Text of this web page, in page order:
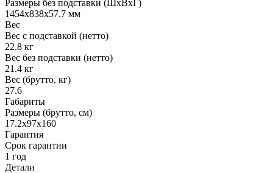
Размеры без подставки (ШxВxГ)
1454x838x57.7 мм
Вес
Вес с подставкой (нетто)
22.8 кг
Вес без подставки (нетто)
21.4 кг
Вес (брутто, кг)
27.6
Габариты
Размеры (брутто, см)
17.2x97x160
Гарантия
Срок гарантии
1 год
Детали